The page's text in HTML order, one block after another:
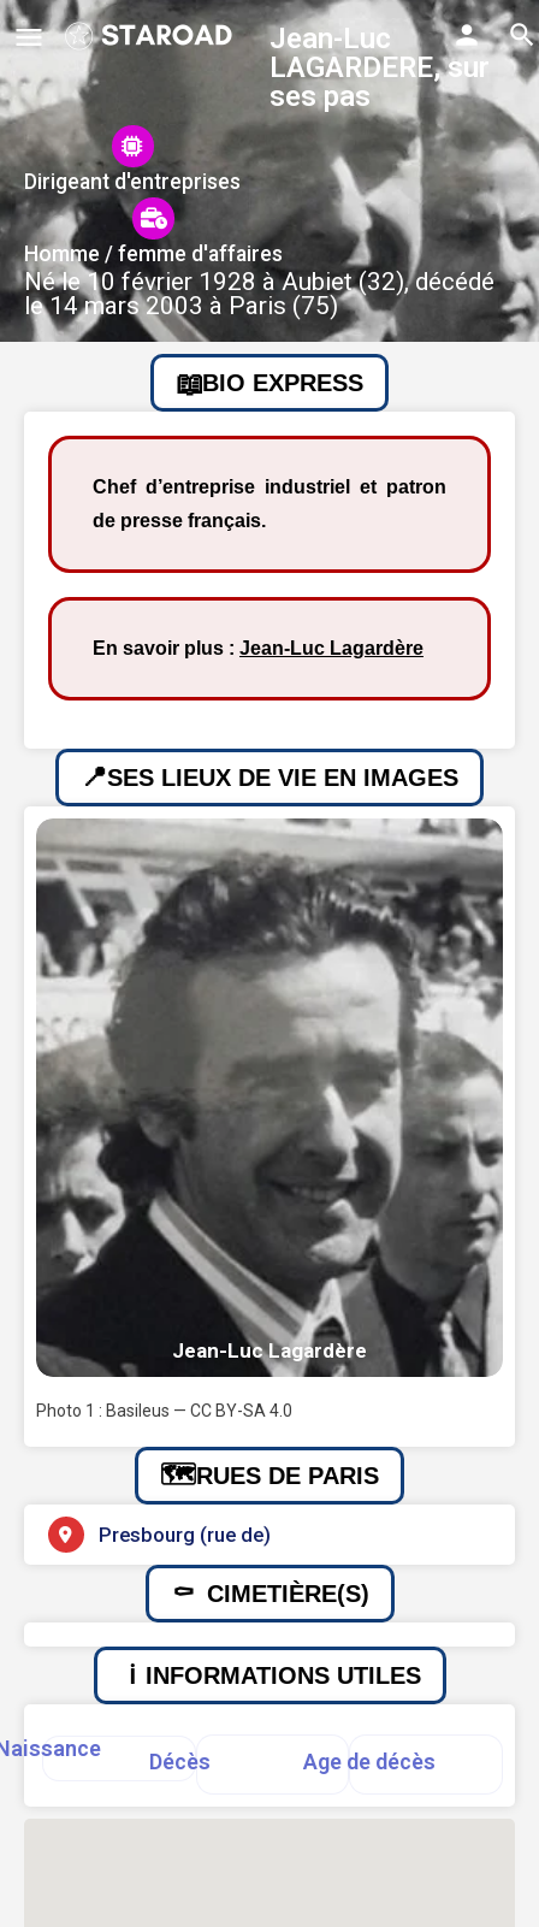
Jean-Luc
LAGARDERE, sur
ses pas
Dirigeant d'entreprises
Homme / femme d'affaires
Né le 10 février 1928 à Aubiet (32), décédé
le 14 mars 2003 à Paris (75)
BIO EXPRESS
Chef d’entreprise industriel et patron
de presse français.
En savoir plus : Jean-Luc Lagardère
SES LIEUX DE VIE EN IMAGES
Jean-Luc Lagardère
Photo 1 : Basileus — CC BY-SA 4.0
RUES DE PARIS
Presbourg (rue de)
CIMETIÈRE(S)
INFORMATIONS UTILES
Décès Age de décès